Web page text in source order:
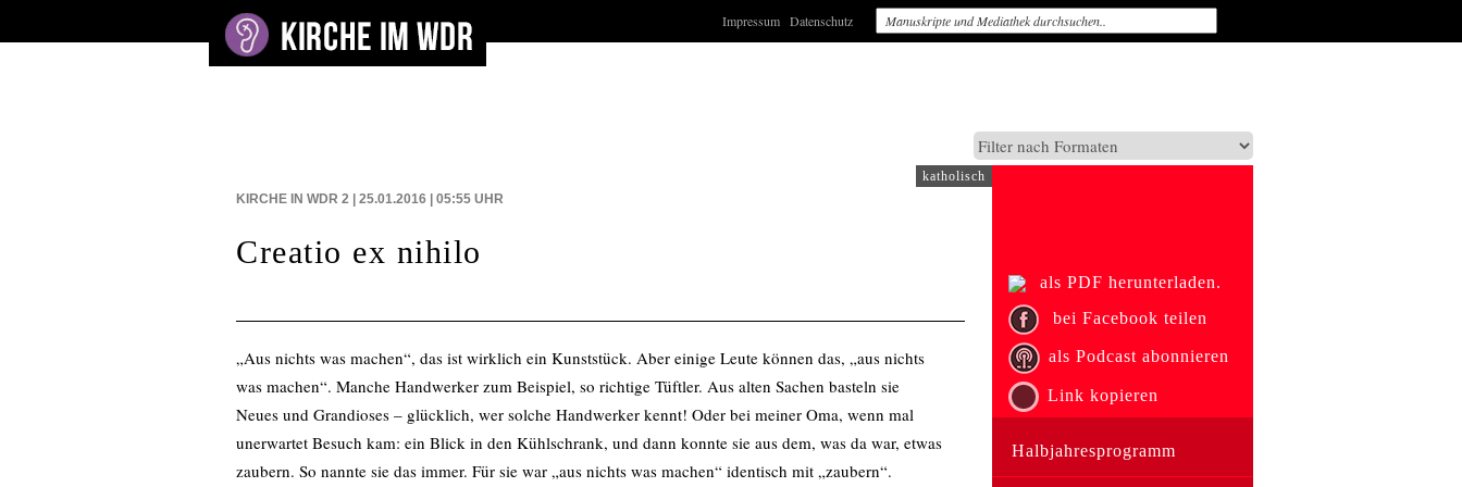
Impressum Datenschutz
katholisch
KIRCHE IN WDR 2 | 25.01.2016 | 05:55 UHR
Creatio ex nihilo
„Aus nichts was machen“, das ist wirklich ein Kunststück. Aber einige Leute können das, „aus nichts
was machen“. Manche Handwerker zum Beispiel, so richtige Tüftler. Aus alten Sachen basteln sie
Neues und Grandioses – glücklich, wer solche Handwerker kennt! Oder bei meiner Oma, wenn mal
unerwartet Besuch kam: ein Blick in den Kühlschrank, und dann konnte sie aus dem, was da war, etwas
zaubern. So nannte sie das immer. Für sie war „aus nichts was machen“ identisch mit „zaubern“.
als PDF herunterladen.
bei Facebook teilen
als Podcast abonnieren
Link kopieren
Halbjahresprogramm